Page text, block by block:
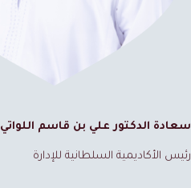
سعادة الدكتور علي بن قاسم اللواتي
رئيس الأكاديمية السلطانية للإدارة